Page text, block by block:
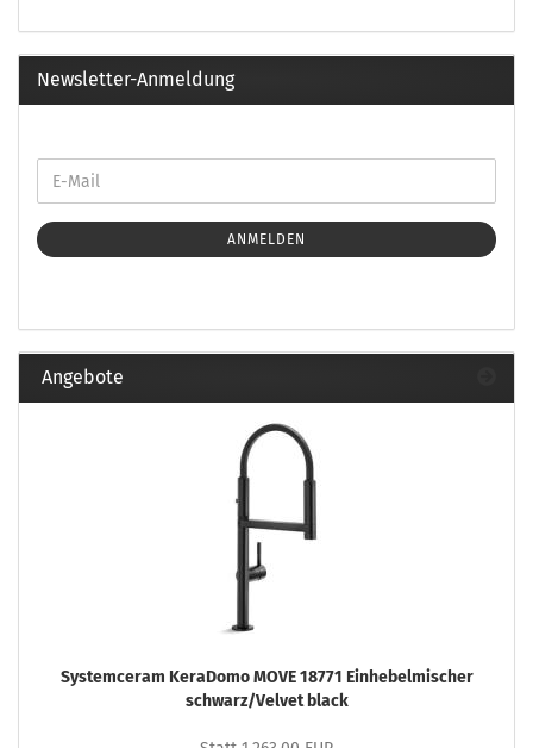
Newsletter-Anmeldung
ANMELDEN
Angebote
Systemceram KeraDomo MOVE 18771 Einhebelmischer
schwarz/Velvet black